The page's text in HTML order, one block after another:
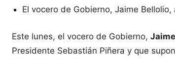
El vocero de Gobierno, Jaime
Este lunes, el vocero de Gobierno,
Presidente Sebastián Piñera y que